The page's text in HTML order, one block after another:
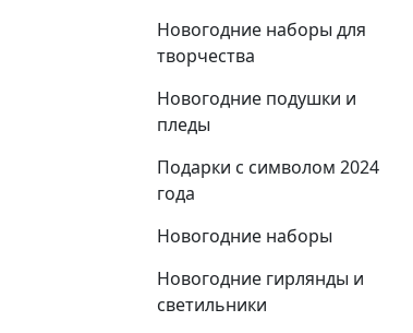
Новогодние наборы для
творчества
Новогодние подушки и
пледы
Подарки с символом 2024
года
Новогодние наборы
Новогодние гирлянды и
светильники